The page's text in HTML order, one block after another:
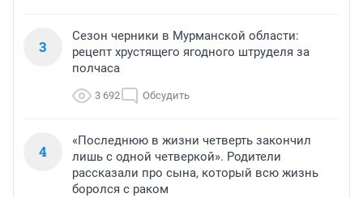
3
Сезон черники в Мурманской области:
рецепт хрустящего ягодного штруделя за
полчаса
3 692 Обсудить
4
«Последнюю в жизни четверть закончил
лишь с одной четверкой». Родители
рассказали про сына, который всю жизнь
боролся с раком